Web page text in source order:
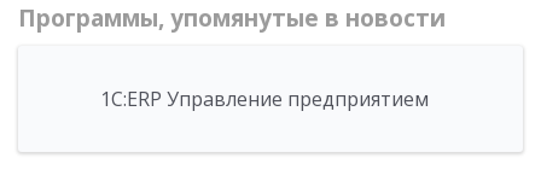
Программы, упомянутые в новости
1С:ERP Управление предприятием